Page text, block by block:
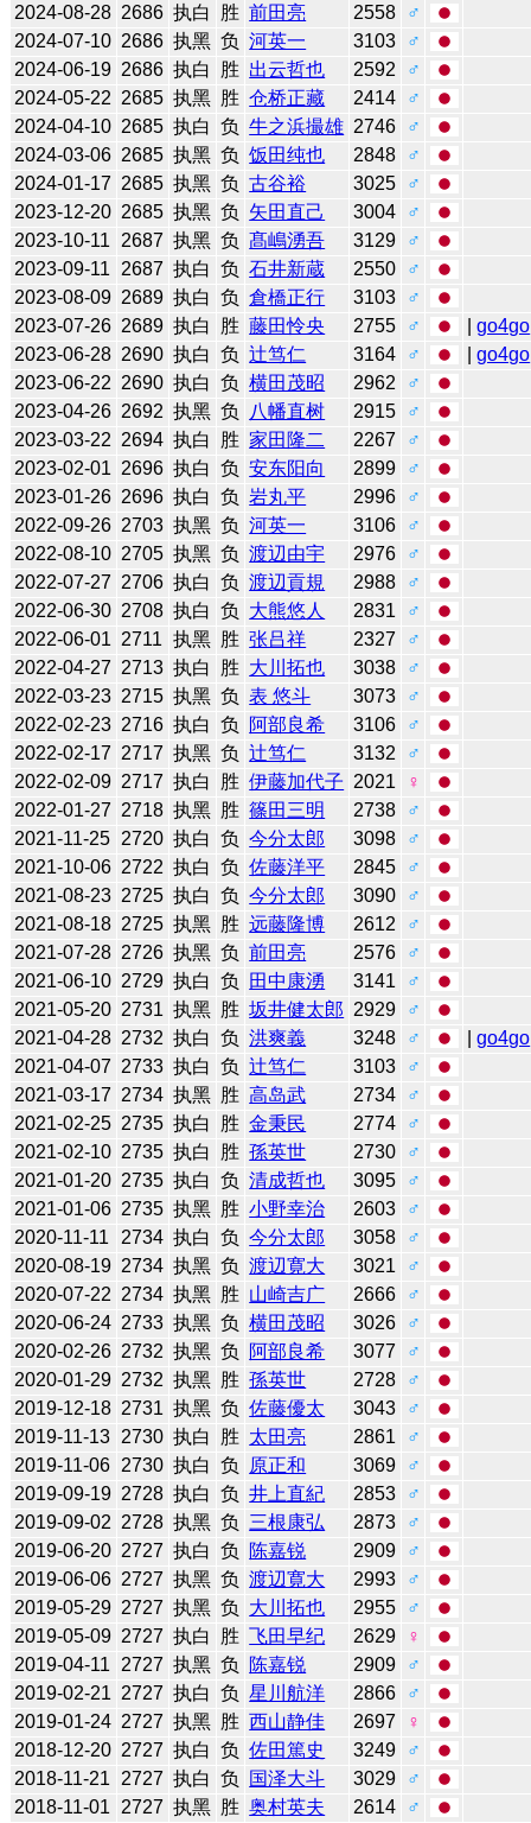
2024-08-28 2686 执白 胜 前田亮 2558
♂
2024-07-10 2686 执黑 负 河英一 3103
♂
2024-06-19 2686 执白 胜 出云哲也 2592
♂
2024-05-22 2685 执黑 胜 仓桥正藏 2414
♂
2024-04-10 2685 执白 负 牛之浜撮雄 2746
♂
2024-03-06 2685 执黑 负 饭田纯也 2848
♂
2024-01-17 2685 执黑 负 古谷裕 3025
♂
2023-12-20 2685 执黑 负 矢田直己 3004
♂
2023-10-11
2687 执黑 负 髙嶋湧吾 3129
♂
2023-09-11
2687 执白 负 石井新蔵 2550
♂
2023-08-09 2689 执白 负 倉橋正行 3103
♂
2023-07-26 2689 执白 胜 藤田怜央 2755 ♂ |go4go
2023-06-28 2690 执白 负 辻笃仁 3164 ♂ |go4go
2023-06-22 2690 执白 负 横田茂昭 2962
♂
2023-04-26 2692 执黑 负 八幡直树 2915
♂
2023-03-22 2694 执白 胜 家田隆二 2267
♂
2023-02-01 2696 执白 负 安东阳向 2899
♂
2023-01-26 2696 执白 负 岩丸平 2996
♂
2022-09-26 2703 执黑 负 河英一 3106
♂
2022-08-10 2705 执黑 负 渡辺由宇 2976
♂
2022-07-27 2706 执白 负 渡辺貢規 2988
♂
2022-06-30 2708 执白 负 大熊悠人 2831
♂
2022-06-01 2711 执黑 胜 张吕祥 2327
♂
2022-04-27 2713 执白 胜 大川拓也 3038
♂
2022-03-23 2715 执黑 负 表 悠斗 3073
♂
2022-02-23 2716 执白 负 阿部良希 3106
♂
2022-02-17 2717 执黑 负 辻笃仁 3132
♂
2022-02-09 2717 执白 胜 伊藤加代子 2021
♀
2022-01-27 2718 执黑 胜 篠田三明 2738
♂
2021-11-25 2720 执白 负 今分太郎 3098
♂
2021-10-06 2722 执白 负 佐藤洋平 2845
♂
2021-08-23 2725 执白 负 今分太郎 3090
♂
2021-08-18 2725 执黑 胜 远藤隆博 2612
♂
2021-07-28 2726 执黑 负 前田亮 2576
♂
2021-06-10 2729 执白 负 田中康湧 3141
♂
2021-05-20 2731 执黑 胜 坂井健太郎 2929
♂
2021-04-28 2732 执白 负 洪爽義 3248 ♂ |go4go
2021-04-07 2733 执白 负 辻笃仁 3103
♂
2021-03-17 2734 执黑 胜 高岛武 2734
♂
2021-02-25 2735 执白 胜 金秉民 2774
♂
2021-02-10 2735 执白 胜 孫英世 2730
♂
2021-01-20 2735 执白 负 清成哲也 3095
♂
2021-01-06 2735 执黑 胜 小野幸治 2603
♂
2020-11-11
2734 执白 负 今分太郎 3058
♂
2020-08-19 2734 执黑 负 渡辺寛大 3021
♂
2020-07-22 2734 执黑 胜 山崎吉广 2666
♂
2020-06-24 2733 执黑 负 横田茂昭 3026
♂
2020-02-26 2732 执黑 负 阿部良希 3077
♂
2020-01-29 2732 执黑 胜 孫英世 2728
♂
2019-12-18 2731 执黑 负 佐藤優太 3043
♂
2019-11-13 2730 执白 胜 太田亮 2861
♂
2019-11-06 2730 执白 负 原正和 3069
♂
2019-09-19 2728 执白 负 井上直紀 2853
♂
2019-09-02 2728 执黑 负 三根康弘 2873
♂
2019-06-20 2727 执白 负 陈嘉锐 2909
♂
2019-06-06 2727 执黑 负 渡辺寛大 2993
♂
2019-05-29 2727 执黑 负 大川拓也 2955
♂
2019-05-09 2727 执白 胜 飞田早纪 2629
♀
2019-04-11
2727 执黑 负 陈嘉锐 2909
♂
2019-02-21 2727 执白 负 星川航洋 2866
♂
2019-01-24 2727 执黑 胜 西山静佳 2697
♀
2018-12-20 2727 执白 负 佐田篤史 3249
♂
2018-11-21
2727 执白 负 国泽大斗 3029
♂
2018-11-01
2727 执黑 胜 奥村英夫 2614
♂